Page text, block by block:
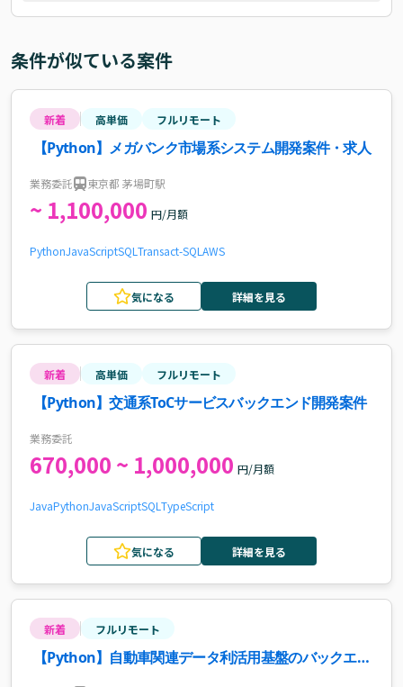
条件が似ている案件
新着 高単価 フルリモート
【Python】メガバンク市場系システム開発案件・求人
業務委託 東京都 茅場町駅
~ 1,100,000 円/月額
PythonJavaScriptSQL Transact-SQL AWS
気になる 詳細を見る
新着 高単価 フルリモート
【Python】交通系ToCサービスバックエンド開発案件
業務委託
670,000 ~ 1,000,000 円/月額
JavaPythonJavaScriptSQL TypeScript
気になる 詳細を見る
新着 フルリモート
【Python】自動車関連データ利活用基盤のバックエン